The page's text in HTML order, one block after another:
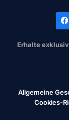
Erhalte
Allgemeine
Cookies-